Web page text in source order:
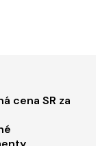
cena SR za